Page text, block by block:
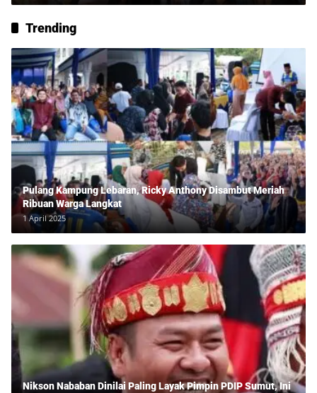
Trending
Pulang Kampung Lebaran, Ricky Anthony Disambut Meriah
Ribuan Warga Langkat
1 April 2025
Nikson Nababan Dinilai Paling Layak Pimpin PDIP Sumut, Ini